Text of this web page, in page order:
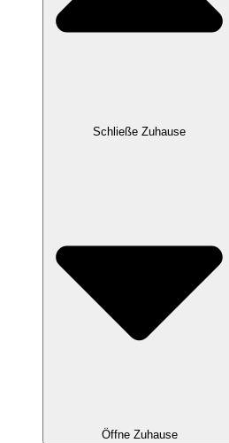
Schließe Zuhause
Öffne Zuhause